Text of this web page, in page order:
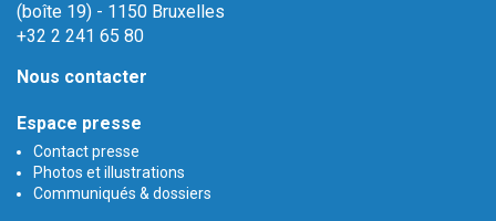
(boîte 19) - 1150 Bruxelles
+32 2 241 65 80
Nous contacter
Espace presse
Contact presse
Photos et illustrations
Communiqués & dossiers